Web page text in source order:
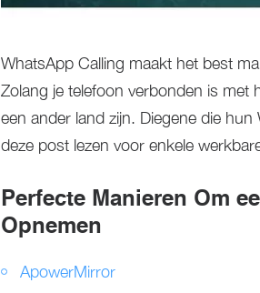
WhatsApp Calling maakt het best
Zolang je telefoon verbonden is met
een ander land zijn. Diegene die
deze post lezen voor enkele
Perfecte Manieren Om
Opnemen
ApowerMirror